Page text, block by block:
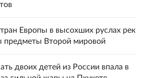
Европы в высохших руслах рек
предметы Второй мировой
двоих детей из России впала в